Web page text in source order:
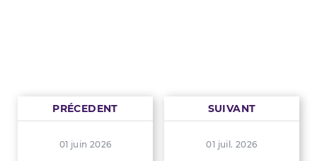
PRÉCEDENT
01 juin 2026
SUIVANT
01 juil. 2026